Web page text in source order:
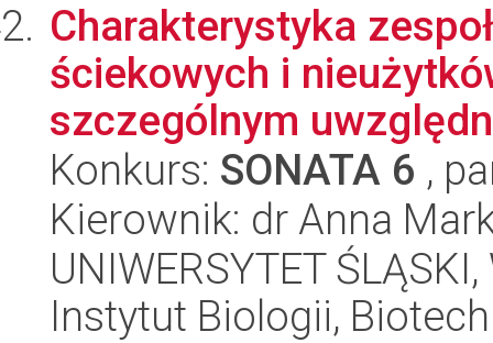
Charakterystyka
ściekowych i
szczególnym
Konkurs: SONATA 6 ,
Kierownik: dr Anna
UNIWERSYTET
Instytut Biologii,